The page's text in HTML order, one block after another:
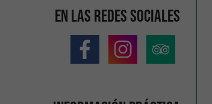
En las redes sociales